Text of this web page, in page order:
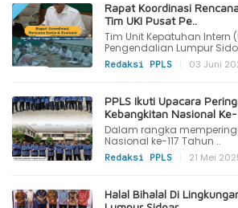
Rapat Koordinasi
Tim UKI Pusat Pe..
Tim Unit Kepatuhan Intern
Pengendalian Lumpur
Redaksi PPLS 03 Juni
PPLS Ikuti Upacara
Kebangkitan Nasional Ke-
Dalam rangka
Nasional ke-117 Tahun ..
Redaksi PPLS 21 Mei
Halal Bihalal Di